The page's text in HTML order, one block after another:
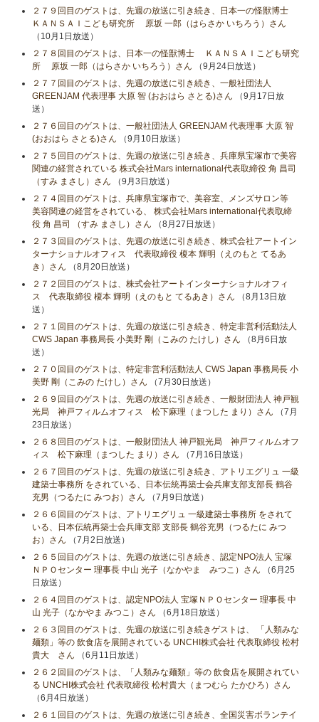
２７９回目のゲストは、先週の放送に引き続き、日本一の怪獣博士
ＫＡＮＳＡＩこども研究所 原坂 一郎（はらさか いちろう）さん
（10月1日放送）
２７８回目のゲストは、日本一の怪獣博士 ＫＡＮＳＡＩこども研究
所 原坂 一郎（はらさか いちろう）さん （9月24日放送）
２７７回目のゲストは、先週の放送に引き続き、一般社団法人
GREENJAM 代表理事 大原 智 (おおはら さとる)さん （9月17日放
送）
２７６回目のゲストは、一般社団法人 GREENJAM 代表理事 大原 智
(おおはら さとる)さん （9月10日放送）
２７５回目のゲストは、先週の放送に引き続き、兵庫県宝塚市で美容
関連の経営されている 株式会社Mars international代表取締役 角 昌司
（すみ まさし）さん （9月3日放送）
２７４回目のゲストは、兵庫県宝塚市で、美容室、メンズサロン等
美容関連の経営をされている、 株式会社Mars international代表取締
役 角 昌司 （すみ まさし）さん （8月27日放送）
２７３回目のゲストは、先週の放送に引き続き、株式会社アートイン
ターナショナルオフィス 代表取締役 榎本 輝明（えのもと てるあ
き）さん （8月20日放送）
２７２回目のゲストは、株式会社アートインターナショナルオフィ
ス 代表取締役 榎本 輝明（えのもと てるあき）さん （8月13日放
送）
２７１回目のゲストは、先週の放送に引き続き、特定非営利活動法人
CWS Japan 事務局長 小美野 剛（こみの たけし）さん （8月6日放
送）
２７０回目のゲストは、特定非営利活動法人 CWS Japan 事務局長 小
美野 剛（こみの たけし）さん （7月30日放送）
２６９回目のゲストは、先週の放送に引き続き、一般財団法人 神戸観
光局 神戸フィルムオフィス 松下麻理（まつした まり）さん （7月
23日放送）
２６８回目のゲストは、一般財団法人 神戸観光局 神戸フィルムオフ
ィス 松下麻理（まつした まり）さん （7月16日放送）
２６７回目のゲストは、先週の放送に引き続き、アトリエグリュ 一級
建築士事務所 をされている、日本伝統再築士会兵庫支部支部長 鶴谷
充男（つるたに みつお）さん （7月9日放送）
２６６回目のゲストは、アトリエグリュ 一級建築士事務所 をされて
いる、日本伝統再築士会兵庫支部 支部長 鶴谷充男（つるたに みつ
お）さん （7月2日放送）
２６５回目のゲストは、先週の放送に引き続き、認定NPO法人 宝塚
ＮＰＯセンター 理事長 中山 光子（なかやま みつこ）さん （6月25
日放送）
２６４回目のゲストは、認定NPO法人 宝塚ＮＰＯセンター 理事長 中
山 光子（なかやま みつこ）さん （6月18日放送）
２６３回目のゲストは、先週の放送に引き続きゲストは、 「人類みな
麺類」等の 飲食店を展開されている UNCHI株式会社 代表取締役 松村
貴大 さん （6月11日放送）
２６２回目のゲストは、「人類みな麺類」等の 飲食店を展開されてい
る UNCHI株式会社 代表取締役 松村貴大（まつむら たかひろ）さん
（6月4日放送）
２６１回目のゲストは、先週の放送に引き続き、全国災害ボランテイ